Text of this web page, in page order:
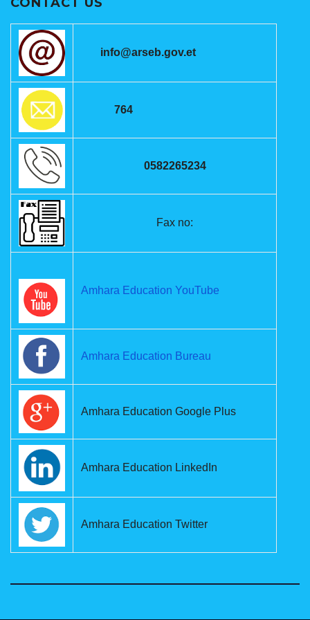
info@arseb.gov.et
764
0582265234
Fax no:
Amhara Education YouTube
Amhara Education Bureau
Amhara Education Google Plus
Amhara Education LinkedIn
Amhara Education Twitter